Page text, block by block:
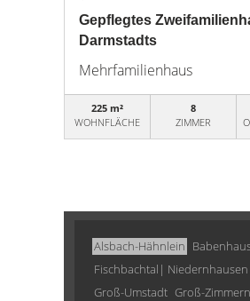
Gepflegtes
Darmstadts
Mehrfamilienhaus
225 m²
WOHNFLÄCHE
8
ZIMMER
Alsbach-Hähnlein
Fischbachtal| Niedernhausen
Groß-Umstadt Groß-Zimmern